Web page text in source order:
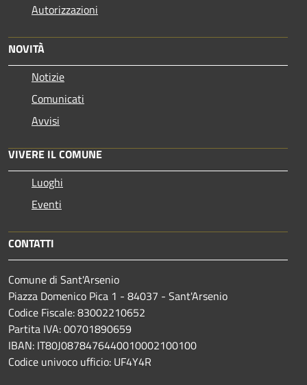
Autorizzazioni
NOVITÀ
Notizie
Comunicati
Avvisi
VIVERE IL COMUNE
Luoghi
Eventi
CONTATTI
Comune di Sant'Arsenio
Piazza Domenico Pica 1 - 84037 - Sant'Arsenio
Codice Fiscale: 83002210652
Partita IVA: 00701890659
IBAN: IT80J0878476440010002100100
Codice univoco ufficio: UF4Y4R